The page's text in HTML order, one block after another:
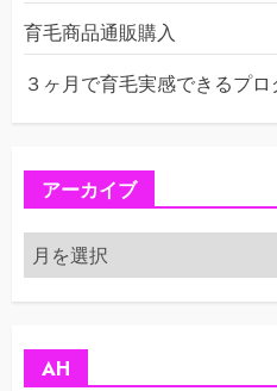
育毛商品通販購入
３ヶ月で育毛実感できるプ
アーカイブ
ア
ー
カ
AH